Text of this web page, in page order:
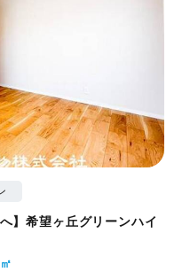
】希望ヶ丘グリーンハイ